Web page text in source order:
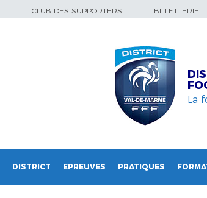
CLUB DES SUPPORTERS BILLETTERIE
La
DISTRICT EPREUVES PRATIQUES